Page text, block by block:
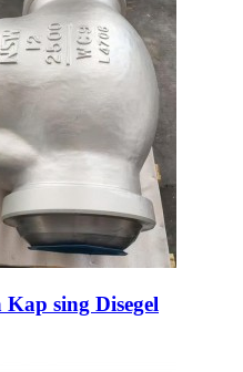
sing Disegel